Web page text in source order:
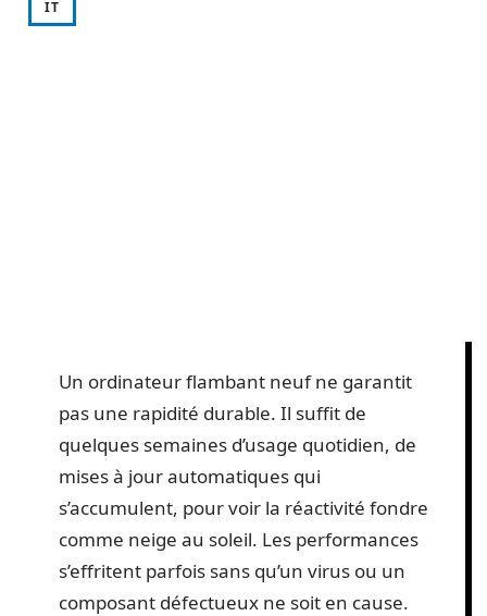
IT
Un ordinateur flambant neuf ne garantit
pas une rapidité durable. Il suffit de
quelques semaines d’usage quotidien, de
mises à jour automatiques qui
s’accumulent, pour voir la réactivité fondre
comme neige au soleil. Les performances
s’effritent parfois sans qu’un virus ou un
composant défectueux ne soit en cause.